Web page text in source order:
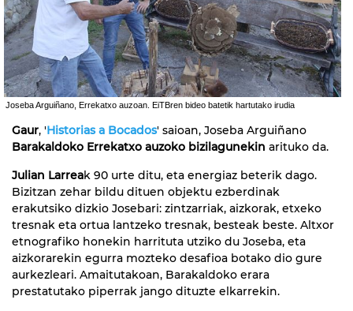
Joseba Arguiñano, Errekatxo auzoan. EiTBren bideo batetik hartutako irudia
Gaur, 'Historias a Bocados' saioan, Joseba Arguiñano
Barakaldoko Errekatxo auzoko bizilagunekin arituko da.
Julian Larreak 90 urte ditu, eta energiaz beterik dago.
Bizitzan zehar bildu dituen objektu ezberdinak
erakutsiko dizkio Josebari: zintzarriak, aizkorak, etxeko
tresnak eta ortua lantzeko tresnak, besteak beste. Altxor
etnografiko honekin harrituta utziko du Joseba, eta
aizkorarekin egurra mozteko desafioa botako dio gure
aurkezleari. Amaitutakoan, Barakaldoko erara
prestatutako piperrak jango dituzte elkarrekin.